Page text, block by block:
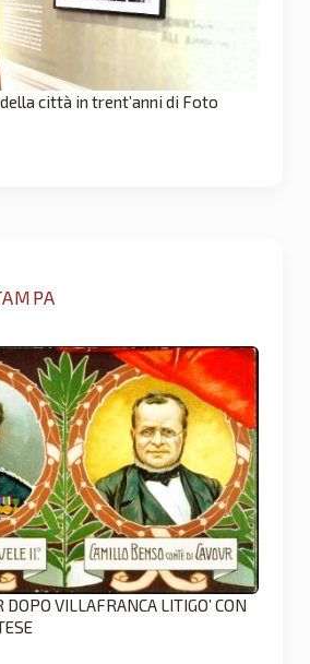
città in trent’anni di Foto
DOPO VILLAFRANCA LITIGO’ CON